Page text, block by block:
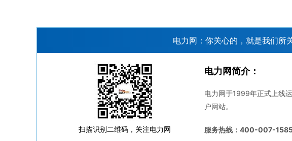
电力网：你关心的，就是我们所
扫描识别二维码，关注电力网
电力网简介：
电力网于1999年正式上线
户网站。
服务热线：400-007-